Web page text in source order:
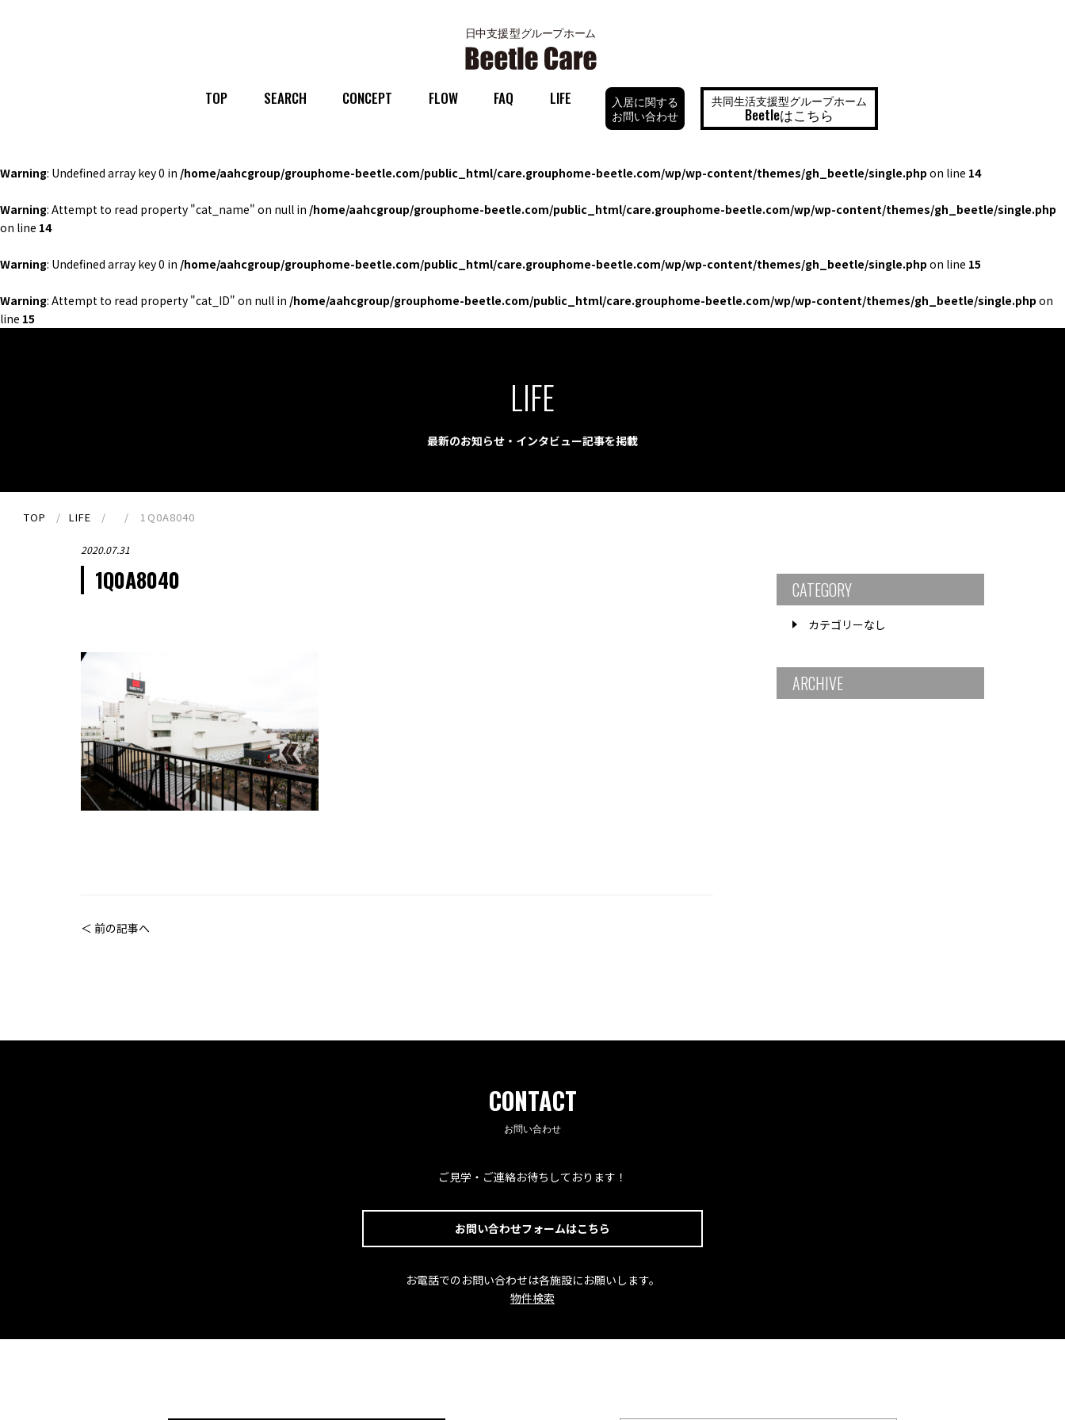
TOP SEARCH CONCEPT FLOW FAQ LIFE
入居に関する
お問い合わせ
共同生活支援型グループホーム
Beetleはこちら
Warning: Undefined array key 0 in /home/aahcgroup/grouphome-beetle.com/public_html/care.grouphome-beetle.com/wp/wp-content/themes/gh_beetle/single.php on line 14
Warning: Attempt to read property "cat_name" on null in /home/aahcgroup/grouphome-beetle.com/public_html/care.grouphome-beetle.com/wp/wp-content/themes/gh_beetle/single.php
on line 14
Warning: Undefined array key 0 in /home/aahcgroup/grouphome-beetle.com/public_html/care.grouphome-beetle.com/wp/wp-content/themes/gh_beetle/single.php on line 15
Warning: Attempt to read property "cat_ID" on null in /home/aahcgroup/grouphome-beetle.com/public_html/care.grouphome-beetle.com/wp/wp-content/themes/gh_beetle/single.php on
line 15
LIFE
最新のお知らせ・インタビュー記事を掲載
TOP LIFE 1Q0A8040
2020.07.31
1Q0A8040
＜ 前の記事へ
CATEGORY
カテゴリーなし
ARCHIVE
CONTACT
お問い合わせ
ご見学・ご連絡お待ちしております！
お問い合わせフォームはこちら
お電話でのお問い合わせは各施設にお願いします。
物件検索